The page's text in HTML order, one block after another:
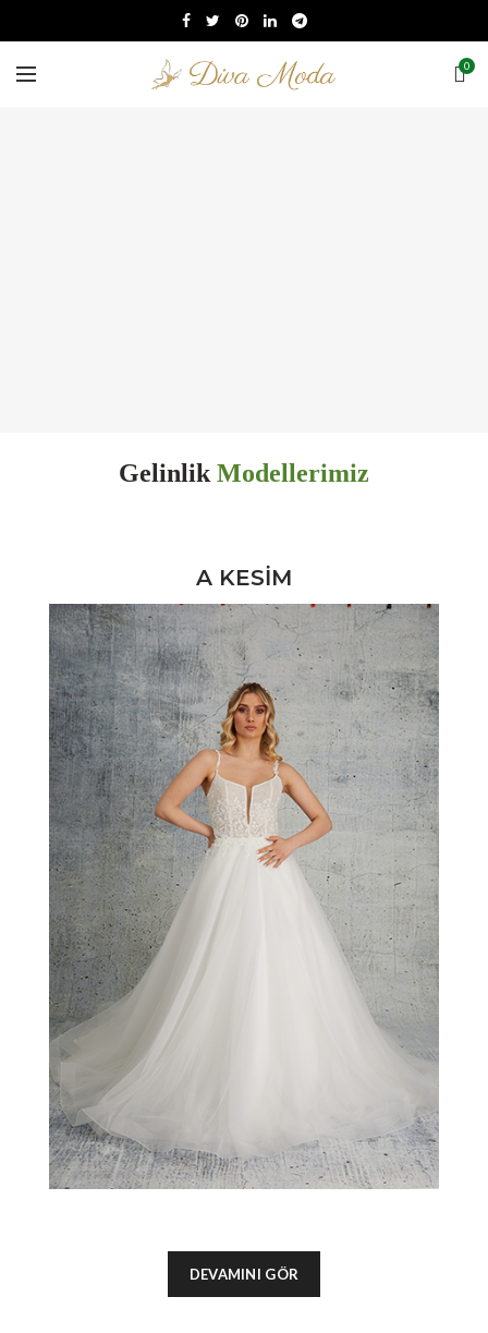
0
Gelinlik Modellerimiz
A KESİM
DEVAMINI GÖR